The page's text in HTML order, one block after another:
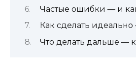
Частые ошибки — и
Как сделать
Что делать дальше —